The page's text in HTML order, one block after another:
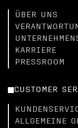
ÜBER UNS
KARRIERE
PRESSROOM
CUSTOMER
ALLGEMEINE